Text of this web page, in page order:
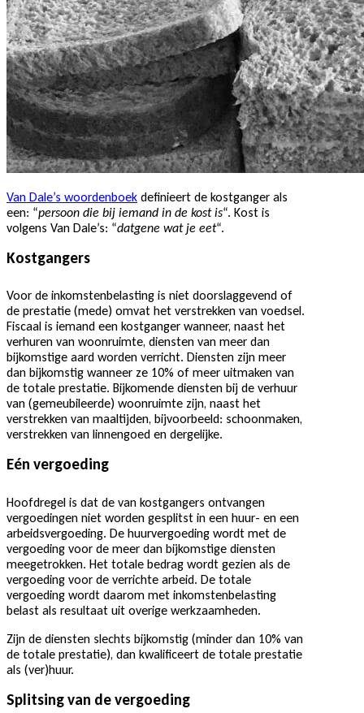
Van Dale’s woordenboek definieert de kostganger als
een: “persoon die bij iemand in de kost is“. Kost is
volgens Van Dale’s: “datgene wat je eet“.
Kostgangers
Voor de inkomstenbelasting is niet doorslaggevend of
de prestatie (mede) omvat het verstrekken van voedsel.
Fiscaal is iemand een kostganger wanneer, naast het
verhuren van woonruimte, diensten van meer dan
bijkomstige aard worden verricht. Diensten zijn meer
dan bijkomstig wanneer ze 10% of meer uitmaken van
de totale prestatie. Bijkomende diensten bij de verhuur
van (gemeubileerde) woonruimte zijn, naast het
verstrekken van maaltijden, bijvoorbeeld: schoonmaken,
verstrekken van linnengoed en dergelijke.
Eén vergoeding
Hoofdregel is dat de van kostgangers ontvangen
vergoedingen niet worden gesplitst in een huur- en een
arbeidsvergoeding. De huurvergoeding wordt met de
vergoeding voor de meer dan bijkomstige diensten
meegetrokken. Het totale bedrag wordt gezien als de
vergoeding voor de verrichte arbeid. De totale
vergoeding wordt daarom met inkomstenbelasting
belast als resultaat uit overige werkzaamheden.
Zijn de diensten slechts bijkomstig (minder dan 10% van
de totale prestatie), dan kwalificeert de totale prestatie
als (ver)huur.
Splitsing van de vergoeding